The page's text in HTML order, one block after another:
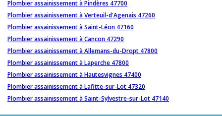
Plombier assainissement à Pindères 47700
Plombier assainissement à Verteuil-d'Agenais 47260
Plombier assainissement à Saint-Léon 47160
Plombier assainissement à Cancon 47290
Plombier assainissement à Allemans-du-Dropt 47800
Plombier assainissement à Laperche 47800
Plombier assainissement à Hautesvignes 47400
Plombier assainissement à Lafitte-sur-Lot 47320
Plombier assainissement à Saint-Sylvestre-sur-Lot 47140